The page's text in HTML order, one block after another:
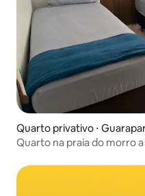
Quarto privativo ⋅
Quarto na praia do morro